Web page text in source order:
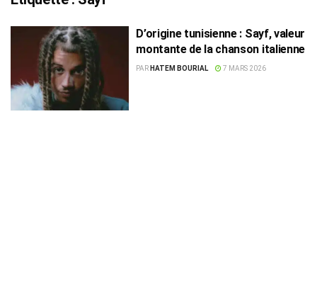
D’origine tunisienne : Sayf, valeur
montante de la chanson italienne
PAR HATEM BOURIAL 7 MARS 2026